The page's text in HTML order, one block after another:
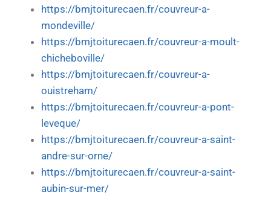
https://bmjtoiturecaen.fr/couvreur-a-
mondeville/
https://bmjtoiturecaen.fr/couvreur-a-moult-
chicheboville/
https://bmjtoiturecaen.fr/couvreur-a-
ouistreham/
https://bmjtoiturecaen.fr/couvreur-a-pont-
leveque/
https://bmjtoiturecaen.fr/couvreur-a-saint-
andre-sur-orne/
https://bmjtoiturecaen.fr/couvreur-a-saint-
aubin-sur-mer/